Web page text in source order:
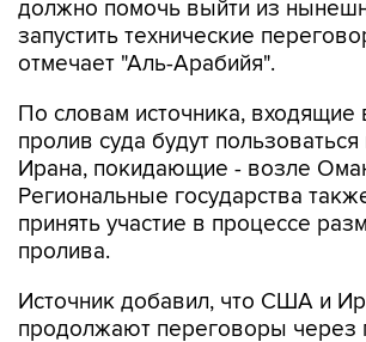
отмечает "Аль-Арабийя".
По словам источника, входящие
Ирана, покидающие - возле
Региональные государства
принять участие в процессе
пролива.
Источник добавил, что США и
и эти контакты находятся на
Ожидается, что глава МИД